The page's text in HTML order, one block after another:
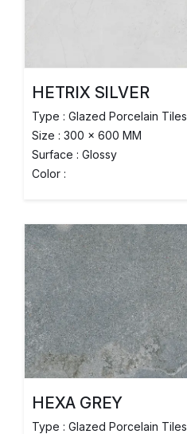
HETRIX SILVER
Type : Glazed Porcelain Tiles
Size : 300 x 600 MM
Surface : Glossy
Color :
HEXA GREY
Type : Glazed Porcelain Tiles